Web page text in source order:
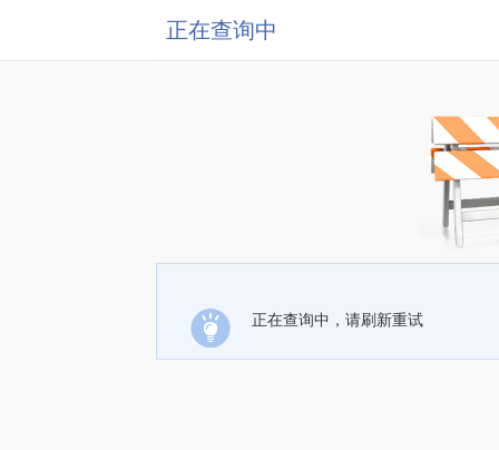
正在查询中
正在查询中，请刷新重试